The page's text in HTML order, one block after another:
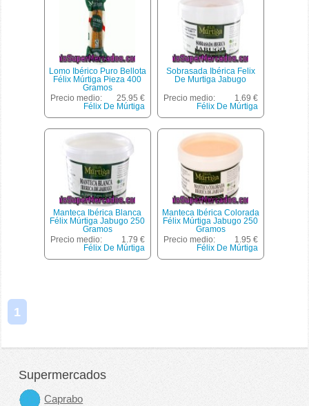
Lomo Ibérico Puro Bellota
Félix Múrtiga Pieza 400
Gramos
Precio medio:
25.95 €
Félix De Múrtiga
Sobrasada Ibérica Felix
De Murtiga Jabugo
Precio medio:
1.69 €
Félix De Múrtiga
Manteca Ibérica Blanca
Félix Múrtiga Jabugo 250
Gramos
Precio medio:
1.79 €
Félix De Múrtiga
Manteca Ibérica Colorada
Félix Múrtiga Jabugo 250
Gramos
Precio medio:
1.95 €
Félix De Múrtiga
1
Supermercados
Caprabo